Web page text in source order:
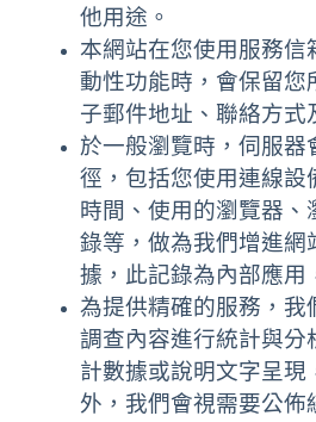
他用途。
本網站在您使用服務信
動性功能時，會保留您
子郵件地址、聯絡方式
於一般瀏覽時，伺服器
徑，包括您使用連線設
時間、使用的瀏覽器、
錄等，做為我們增進網
據，此記錄為內部應用
為提供精確的服務，我
調查內容進行統計與分
計數據或說明文字呈現
外，我們會視需要公佈